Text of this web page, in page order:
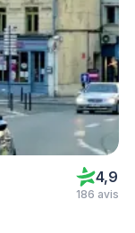
4,9
186 avis